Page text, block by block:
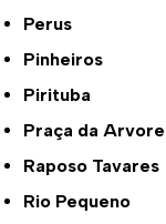
Perus
Pinheiros
Pirituba
Praça da Arvore
Raposo Tavares
Rio Pequeno